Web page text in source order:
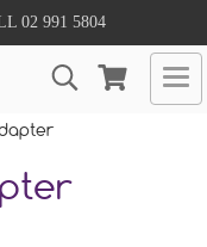
02 991 5804